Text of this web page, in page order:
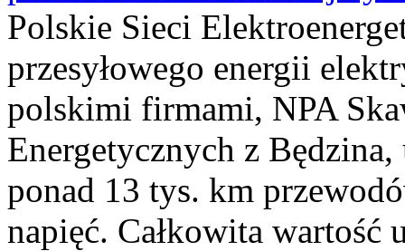
Polskie Sieci
przesyłowego energii
polskimi firmami, NPA
Energetycznych z
ponad 13 tys. km
napięć. Całkowita